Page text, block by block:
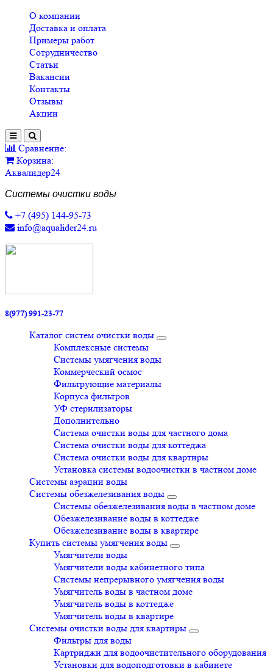
О компании
Доставка и оплата
Примеры работ
Сотрудничество
Статьи
Вакансии
Контакты
Отзывы
Акции
Сравнение:
Корзина:
Аквалидер24
Системы очистки воды
+7 (495) 144-95-73
info@aqualider24.ru
8(977) 991-23-77
Каталог систем очистки воды
Комплексные системы
Системы умягчения воды
Коммерческий осмос
Фильтрующие материалы
Корпуса фильтров
УФ стерилизаторы
Дополнительно
Система очистки воды для частного дома
Система очистки воды для коттеджа
Система очистки воды для квартиры
Установка системы водоочистки в частном доме
Системы аэрации воды
Системы обезжелезивания воды
Системы обезжелезивания воды в частном доме
Обезжелезивание воды в коттедже
Обезжелезивание воды в квартире
Купить системы умягчения воды
Умягчители воды
Умягчители воды кабинетного типа
Системы непрерывного умягчения воды
Умягчитель воды в частном доме
Умягчитель воды в коттедже
Умягчитель воды в квартире
Системы очистки воды для квартиры
Фильтры для воды
Картриджи для водоочистительного оборудования
Установки для водоподготовки в кабинете